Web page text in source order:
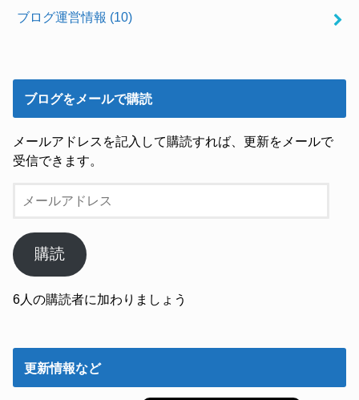
ブログ運営情報 (10)
ブログをメールで購読
メールアドレスを記入して購読すれば、更新をメールで
受信できます。
ア
ド
ス
購読
6人の購読者に加わりましょう
更新情報など